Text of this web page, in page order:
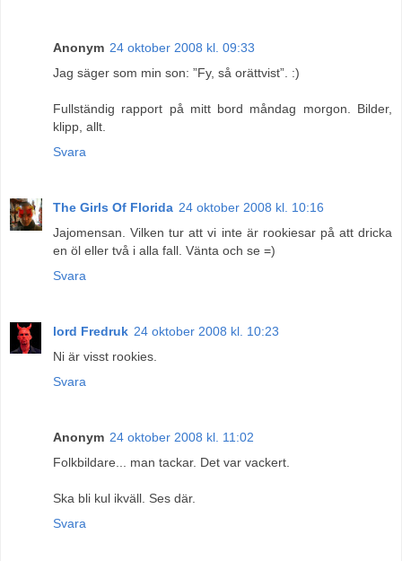
Anonym 24 oktober 2008 kl. 09:33
Jag säger som min son: ”Fy, så orättvist”. :)
Fullständig rapport på mitt bord måndag morgon. Bilder,
klipp, allt.
Svara
The Girls Of Florida 24 oktober 2008 kl. 10:16
Jajomensan. Vilken tur att vi inte är rookiesar på att dricka
en öl eller två i alla fall. Vänta och se =)
Svara
lord Fredruk 24 oktober 2008 kl. 10:23
Ni är visst rookies.
Svara
Anonym 24 oktober 2008 kl. 11:02
Folkbildare... man tackar. Det var vackert.
Ska bli kul ikväll. Ses där.
Svara